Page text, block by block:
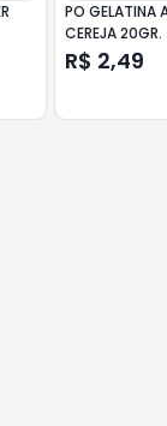
PO GELATINA
CEREJA 20GR.
R$ 2,49